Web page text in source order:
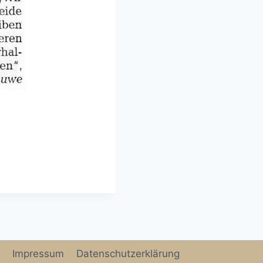
Impressum Datenschutzerklärung